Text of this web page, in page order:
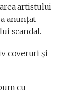
artistului
anunţat
scandal.
coveruri şi
cu